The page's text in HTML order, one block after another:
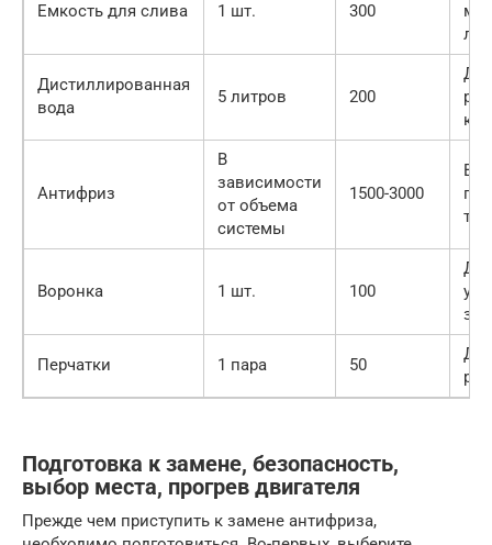
Емкость для слива 1 шт. 300
Дистиллированная
вода
5 литров 200
Антифриз
В
зависимости
от объема
системы
1500-3000
тип
Воронка 1 шт. 100
Перчатки 1 пара 50
рук
Подготовка к замене, безопасность,
выбор места, прогрев двигателя
Прежде чем приступить к замене антифриза,